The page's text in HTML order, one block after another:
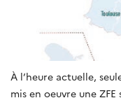
À l’heure actuelle,
mis en oeuvre une